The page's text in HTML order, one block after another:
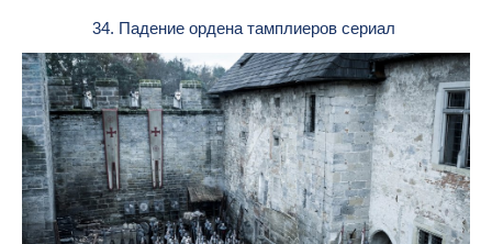
34. Падение ордена тамплиеров сериал